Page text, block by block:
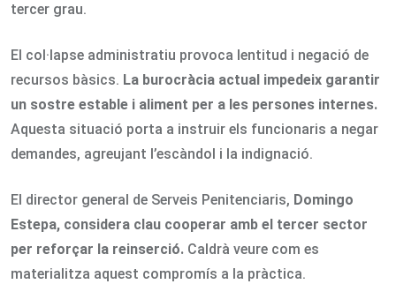
tercer grau.
El col·lapse administratiu provoca lentitud i negació de
recursos bàsics. La burocràcia actual impedeix garantir
un sostre estable i aliment per a les persones internes.
Aquesta situació porta a instruir els funcionaris a negar
demandes, agreujant l’escàndol i la indignació.
El director general de Serveis Penitenciaris, Domingo
Estepa, considera clau cooperar amb el tercer sector
per reforçar la reinserció. Caldrà veure com es
materialitza aquest compromís a la pràctica.